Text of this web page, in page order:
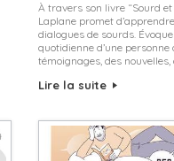
À travers son livre “Sourd
Laplane promet
dialogues de sourds.
quotidienne d’une
témoignages, des
Lire la suite